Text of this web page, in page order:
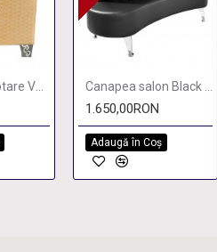
Taburet asteptare Vogue Baroque
1.650,00RON
Adaugă în Coş